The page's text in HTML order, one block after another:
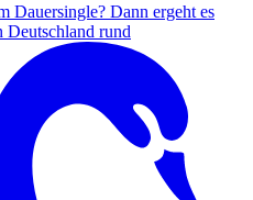
Dauersingle? Dann ergeht es
rund